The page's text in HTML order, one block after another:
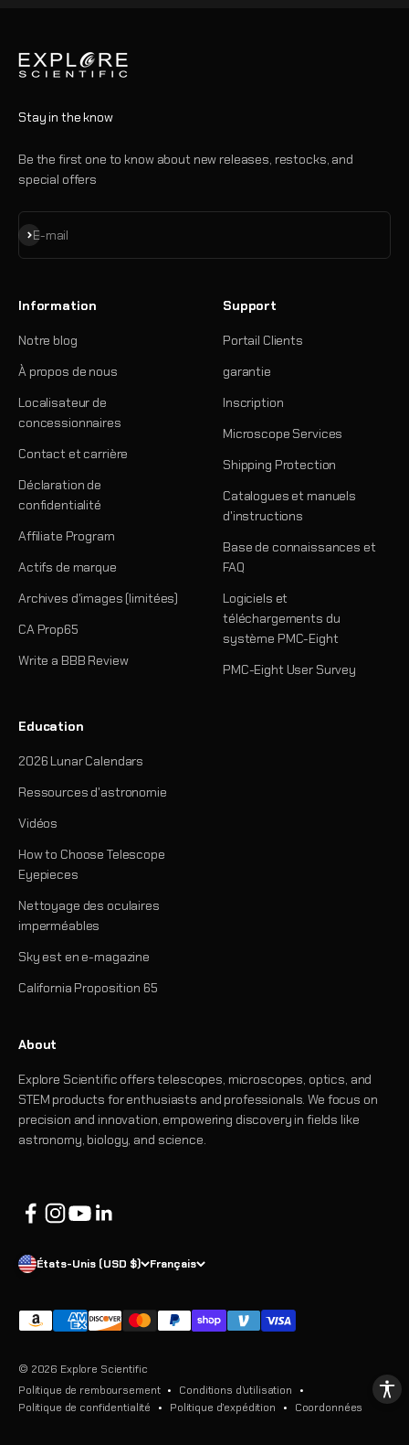
Stay in the know
Be the first one to know about new releases, restocks, and
special offers
E-mail
S'inscrire
Information
Notre blog
À propos de nous
Localisateur de
concessionnaires
Contact et carrière
Déclaration de
confidentialité
Affiliate Program
Actifs de marque
Archives d'images (limitées)
CA Prop65
Write a BBB Review
Support
Portail Clients
garantie
Inscription
Microscope Services
Shipping Protection
Catalogues et manuels
d'instructions
Base de connaissances et
FAQ
Logiciels et
téléchargements du
système PMC-Eight
PMC-Eight User Survey
Education
2026 Lunar Calendars
Ressources d'astronomie
Vidéos
How to Choose Telescope
Eyepieces
Nettoyage des oculaires
imperméables
Sky est en e-magazine
California Proposition 65
About
Explore Scientific offers telescopes, microscopes, optics, and
STEM products for enthusiasts and professionals. We focus on
precision and innovation, empowering discovery in fields like
astronomy, biology, and science.
États-Unis (USD $) Français
© 2026 Explore Scientific
Politique de remboursement
Conditions d’utilisation
Politique de confidentialité
Politique d’expédition Coordonnées